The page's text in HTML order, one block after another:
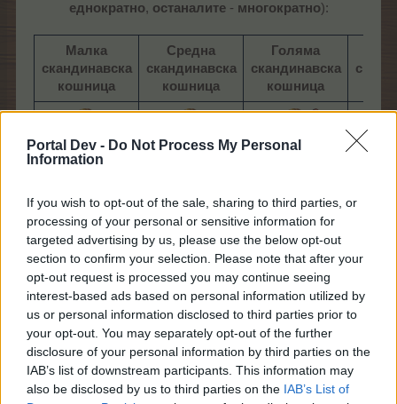
Portal Dev - Do Not Process My Personal
Information
If you wish to opt-out of the sale, sharing to third parties, or
processing of your personal or sensitive information for
targeted advertising by us, please use the below opt-out
section to confirm your selection. Please note that after your
opt-out request is processed you may continue seeing
interest-based ads based on personal information utilized by
us or personal information disclosed to third parties prior to
your opt-out. You may separately opt-out of the further
disclosure of your personal information by third parties on the
IAB’s list of downstream participants. This information may
also be disclosed by us to third parties on the IAB’s List of
еднократно, останалите - многократно):
Малка
скандинавска
кошница
Средна
скандинавска
кошница
Голяма
скандинавска
кошница
40 Чук
Мьолнир
40 Наковалня
20 Супер тор
20 Дървесна
тор​
120 Чук
Мьолнир
120
Наковалня
40 Супер тор
40 Дървесна
тор​
300 Чук
Мьолнир
300
Наковалня
5 Здраво
острие
5 Червен щит
100 Супер тор
100 Спец. тор
на Мими​
225